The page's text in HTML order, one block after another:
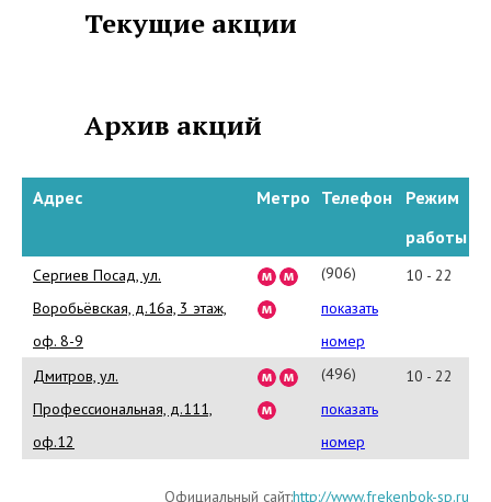
компания также
ещё одно направление, которая
помощников для пожилых людей,
сиделок, строителей, зоонянь.
Текущие акции
Архив акций
Адрес Метро Телефон
Режим
работы
Сергиев Посад, ул.
Воробьёвская, д.16а, 3 этаж,
оф. 8-9
(906)
031-
90-
94
показать
номер
10 - 22
Дмитров, ул.
Профессиональная, д.111,
оф.12
(496)
551-
33-
показать
номер
10 - 22
Официальный сайт:http://www.frekenbok-sp.ru